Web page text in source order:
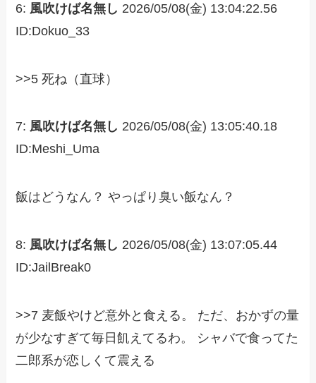
6: 風吹けば名無し 2026/05/08(金) 13:04:22.56
ID:Dokuo_33
>>5 死ね（直球）
7: 風吹けば名無し 2026/05/08(金) 13:05:40.18
ID:Meshi_Uma
飯はどうなん？ やっぱり臭い飯なん？
8: 風吹けば名無し 2026/05/08(金) 13:07:05.44
ID:JailBreak0
>>7 麦飯やけど意外と食える。 ただ、おかずの量
が少なすぎて毎日飢えてるわ。 シャバで食ってた
二郎系が恋しくて震える